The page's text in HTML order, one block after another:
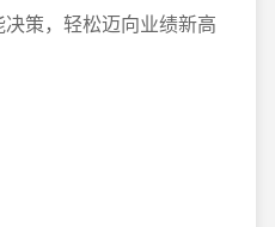
策，轻松迈向业绩新高